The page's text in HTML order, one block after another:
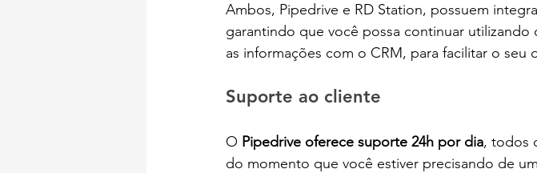
Ambos, Pipedrive e RD Station, possuem
garantindo que você possa continuar
as informações com o CRM, para facilitar o seu
Suporte ao cliente
O Pipedrive oferece suporte 24h por dia, todos
do momento que você estiver precisando de